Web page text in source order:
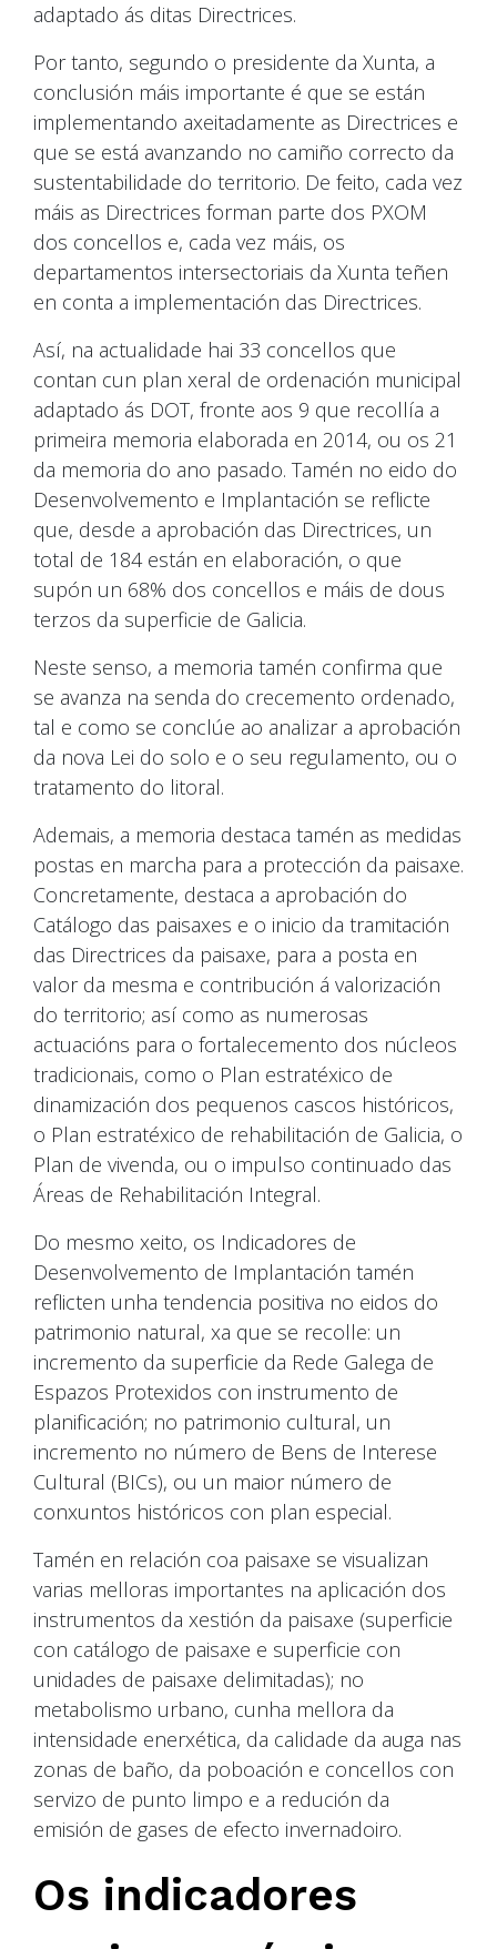
adaptado ás ditas Directrices.
Por tanto, segundo o presidente da Xunta, a
conclusión máis importante é que se están
implementando axeitadamente as Directrices e
que se está avanzando no camiño correcto da
sustentabilidade do territorio. De feito, cada vez
máis as Directrices forman parte dos PXOM
dos concellos e, cada vez máis, os
departamentos intersectoriais da Xunta teñen
en conta a implementación das Directrices.
Así, na actualidade hai 33 concellos que
contan cun plan xeral de ordenación municipal
adaptado ás DOT, fronte aos 9 que recollía a
primeira memoria elaborada en 2014, ou os 21
da memoria do ano pasado. Tamén no eido do
Desenvolvemento e Implantación se reflicte
que, desde a aprobación das Directrices, un
total de 184 están en elaboración, o que
supón un 68% dos concellos e máis de dous
terzos da superficie de Galicia.
Neste senso, a memoria tamén confirma que
se avanza na senda do crecemento ordenado,
tal e como se conclúe ao analizar a aprobación
da nova Lei do solo e o seu regulamento, ou o
tratamento do litoral.
Ademais, a memoria destaca tamén as medidas
postas en marcha para a protección da paisaxe.
Concretamente, destaca a aprobación do
Catálogo das paisaxes e o inicio da tramitación
das Directrices da paisaxe, para a posta en
valor da mesma e contribución á valorización
do territorio; así como as numerosas
actuacións para o fortalecemento dos núcleos
tradicionais, como o Plan estratéxico de
dinamización dos pequenos cascos históricos,
o Plan estratéxico de rehabilitación de Galicia, o
Plan de vivenda, ou o impulso continuado das
Áreas de Rehabilitación Integral.
Do mesmo xeito, os Indicadores de
Desenvolvemento de Implantación tamén
reflicten unha tendencia positiva no eidos do
patrimonio natural, xa que se recolle: un
incremento da superficie da Rede Galega de
Espazos Protexidos con instrumento de
planificación; no patrimonio cultural, un
incremento no número de Bens de Interese
Cultural (BICs), ou un maior número de
conxuntos históricos con plan especial.
Tamén en relación coa paisaxe se visualizan
varias melloras importantes na aplicación dos
instrumentos da xestión da paisaxe (superficie
con catálogo de paisaxe e superficie con
unidades de paisaxe delimitadas); no
metabolismo urbano, cunha mellora da
intensidade enerxética, da calidade da auga nas
zonas de baño, da poboación e concellos con
servizo de punto limpo e a redución da
emisión de gases de efecto invernadoiro.
Os indicadores